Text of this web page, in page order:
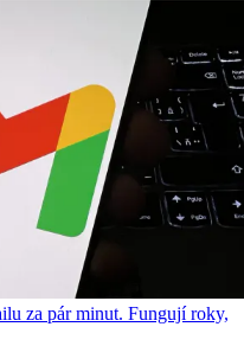
za pár minut. Fungují roky,